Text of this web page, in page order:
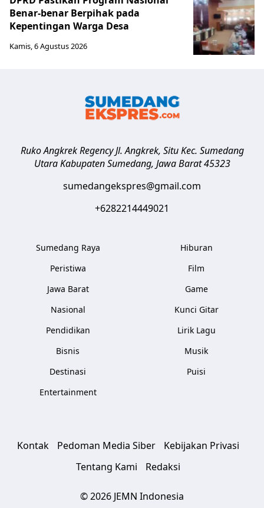
Benar-benar Berpihak pada
Kepentingan Warga Desa
Kamis, 6 Agustus 2026
Ruko Angkrek Regency Jl. Angkrek, Situ Kec. Sumedang
Utara Kabupaten Sumedang, Jawa Barat 45323
sumedangekspres@gmail.com
+6282214449021
Sumedang Raya
Peristiwa
Jawa Barat
Nasional
Pendidikan
Bisnis
Destinasi
Entertainment
Hiburan
Film
Game
Kunci Gitar
Lirik Lagu
Musik
Puisi
Kontak Pedoman Media Siber
Kebijakan Privasi
Tentang Kami
Redaksi
© 2026 JEMN Indonesia